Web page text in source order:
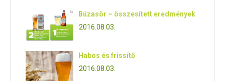
Búzasör – összesített eredmények
2016.08.03.
Habos és frissítő
2016.08.03.